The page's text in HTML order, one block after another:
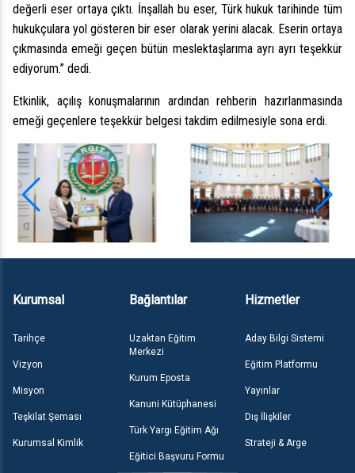
değerli eser ortaya çıktı. İnşallah bu eser, Türk hukuk tarihinde tüm
hukukçulara yol gösteren bir eser olarak yerini alacak. Eserin ortaya
çıkmasında emeği geçen bütün meslektaşlarıma ayrı ayrı teşekkür
ediyorum.” dedi.
Etkinlik, açılış konuşmalarının ardından rehberin hazırlanmasında
emeği geçenlere teşekkür belgesi takdim edilmesiyle sona erdi.
Kurumsal
Tarihçe
Vizyon
Misyon
Teşkilat Şeması
Kurumsal Kimlik
Bağlantılar
Uzaktan Eğitim
Merkezi
Kurum Eposta
Kanuni Kütüphanesi
Türk Yargı Eğitim Ağı
Eğitici Başvuru Formu
Hizmetler
Aday Bilgi Sistemi
Eğitim Platformu
Yayınlar
Dış İlişkiler
Strateji & Arge